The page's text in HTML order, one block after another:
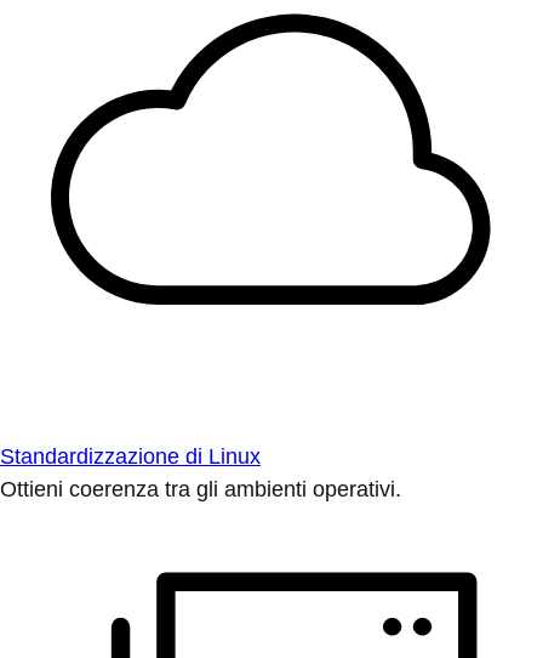
Standardizzazione di Linux
Ottieni coerenza tra gli ambienti operativi.